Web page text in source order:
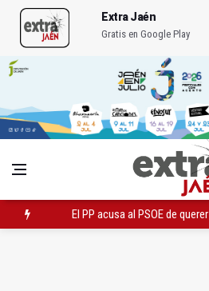
Extra Jaén
Gratis en Google Play
El PP acusa al PSOE de